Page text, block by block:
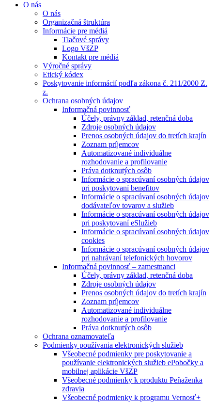
O nás
O nás
Organizačná štruktúra
Informácie pre médiá
Tlačové správy
Logo VšZP
Kontakt pre médiá
Výročné správy
Etický kódex
Poskytovanie informácií podľa zákona č. 211/2000 Z.
z.
Ochrana osobných údajov
Informačná povinnosť
Účely, právny základ, retenčná doba
Zdroje osobných údajov
Prenos osobných údajov do tretích krajín
Zoznam príjemcov
Automatizované individuálne
rozhodovanie a profilovanie
Práva dotknutých osôb
Informácie o spracúvaní osobných údajov
pri poskytovaní benefitov
Informácie o spracúvaní osobných údajov
dodávateľov tovarov a služieb
Informácie o spracúvaní osobných údajov
pri poskytovaní eSlužieb
Informácie o spracúvaní osobných údajov
cookies
Informácie o spracúvaní osobných údajov
pri nahrávaní telefonických hovorov
Informačná povinnosť – zamestnanci
Účely, právny základ, retenčná doba
Zdroje osobných údajov
Prenos osobných údajov do tretích krajín
Zoznam príjemcov
Automatizované individuálne
rozhodovanie a profilovanie
Práva dotknutých osôb
Ochrana oznamovateľa
Podmienky používania elektronických služieb
Všeobecné podmienky pre poskytovanie a
používanie elektronických služieb ePobočky a
mobilnej aplikácie VšZP
Všeobecné podmienky k produktu Peňaženka
zdravia
Všeobecné podmienky k programu Vernosť+